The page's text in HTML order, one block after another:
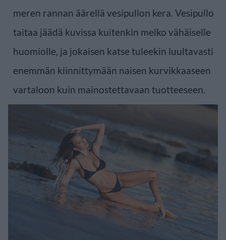
meren rannan äärellä vesipullon kera. Vesipullo
taitaa jäädä kuvissa kuitenkin melko vähäiselle
huomiolle, ja jokaisen katse tuleekin luultavasti
enemmän kiinnittymään naisen kurvikkaaseen
vartaloon kuin mainostettavaan tuotteeseen.